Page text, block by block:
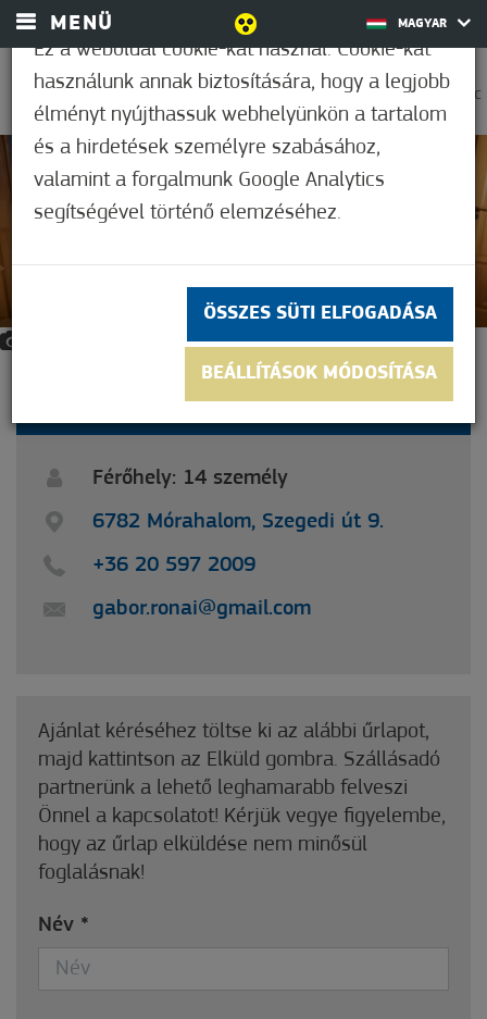
MENÜ MAGYAR
0
38,9°C
SISSY VENDÉGHÁZ
Férőhely: 14 személy
6782 Mórahalom, Szegedi út 9.
+36 20 597 2009
gabor.ronai@gmail.com
Ajánlat kéréséhez töltse ki az alábbi űrlapot,
majd kattintson az Elküld gombra. Szállásadó
partnerünk a lehető leghamarabb felveszi
Önnel a kapcsolatot! Kérjük vegye figyelembe,
hogy az űrlap elküldése nem minősül
foglalásnak!
Név *
Ez a weboldal cookie-kat használ. Cookie-kat
használunk annak biztosítására, hogy a legjobb
élményt nyújthassuk webhelyünkön a tartalom
és a hirdetések személyre szabásához,
valamint a forgalmunk Google Analytics
segítségével történő elemzéséhez.
ÖSSZES SÜTI ELFOGADÁSA
BEÁLLÍTÁSOK MÓDOSÍTÁSA